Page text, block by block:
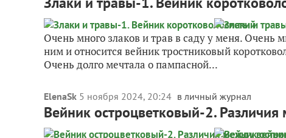
Очень много злаков и трав в саду у меня.
ним и относится вейник тростниковый
Очень долго мечтала о пампасной...
ElenaSk 5 ноября 2024, 20:24 в личный журнал
Вейник остроцветковый-2.